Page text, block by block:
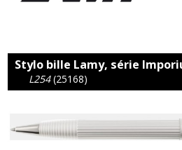
Stylo bille Lamy, série
L254 (25168)